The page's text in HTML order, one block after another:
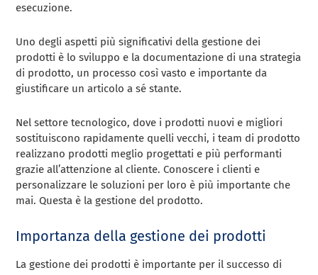
esecuzione.
Uno degli aspetti più significativi della gestione dei
prodotti è lo sviluppo e la documentazione di una strategia
di prodotto, un processo così vasto e importante da
giustificare un articolo a sé stante.
Nel settore tecnologico, dove i prodotti nuovi e migliori
sostituiscono rapidamente quelli vecchi, i team di prodotto
realizzano prodotti meglio progettati e più performanti
grazie all’attenzione al cliente. Conoscere i clienti e
personalizzare le soluzioni per loro è più importante che
mai. Questa è la gestione del prodotto.
Importanza della gestione dei prodotti
La gestione dei prodotti è importante per il successo di